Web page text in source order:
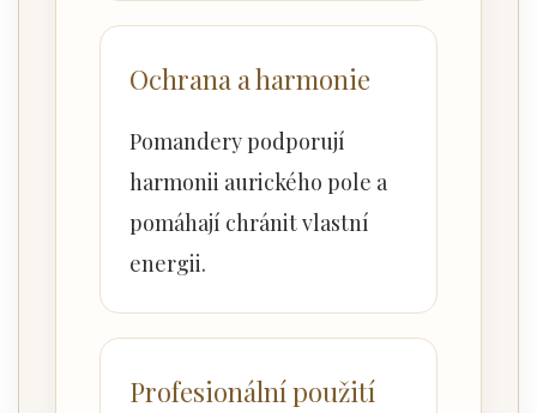
Ochrana a harmonie
Pomandery podporují
harmonii aurického pole a
pomáhají chránit vlastní
energii.
Profesionální použití